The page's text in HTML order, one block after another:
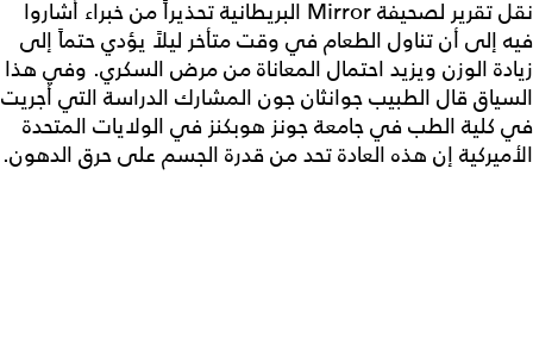
نقل تقرير لصحيفة Mirror البريطانية تحذيراً من خبراء أشاروا
فيه إلى أن تناول الطعام في وقت متأخر ليلاً يؤدي حتماً إلى
زيادة الوزن ويزيد احتمال المعاناة من مرض السكري. وفي هذا
السياق قال الطبيب جوانثان جون المشارك الدراسة التي أجريت
في كلية الطب في جامعة جونز هوبكنز في الولايات المتحدة
الأميركية إن هذه العادة تحد من قدرة الجسم على حرق الدهون.